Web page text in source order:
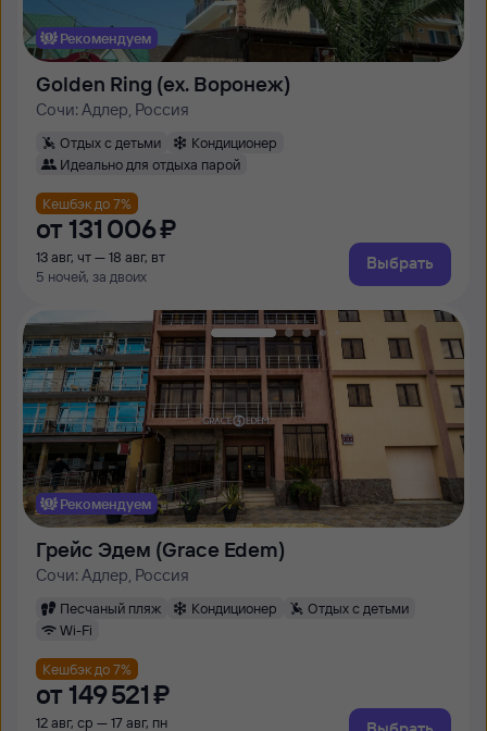
Рекомендуем
Golden Ring (ex. Воронеж)
Сочи: Адлер, Россия
Отдых с детьми
Кондиционер
Идеально для отдыха парой
Кешбэк до 7%
от 131 ⁠006 ⁠₽
13 авг, чт — 18 авг, вт
5 ночей, за двоих
Выбрать
Рекомендуем
Грейс Эдем (Grace Edem)
Сочи: Адлер, Россия
Песчаный пляж Кондиционер
Отдых с детьми
Wi-Fi
Кешбэк до 7%
от 149 ⁠521 ⁠₽
12 авг, ср — 17 авг, пн